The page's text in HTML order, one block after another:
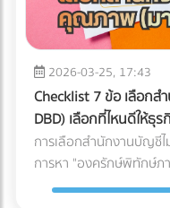
2026-03-25, 17:43
Checklist 7 ข้อ เลือก
DBD) เลือกที่ไหนดีให้ธุ
การเลือกสำนักงานบัญชี
การหา "องครักษ์พิทักษ์
ต้องปิดตัวลงหรือเสียกำ